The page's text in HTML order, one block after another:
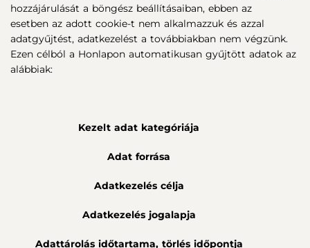
hozzájárulását a böngész beállításaiban, ebben az
esetben az adott cookie-t nem alkalmazzuk és azzal
adatgyűjtést, adatkezelést a továbbiakban nem végzünk.
Ezen célból a Honlapon automatikusan gyűjtött adatok az
alábbiak:
Kezelt adat kategóriája
Adat forrása
Adatkezelés célja
Adatkezelés jogalapja
Adattárolás időtartama, törlés időpontja